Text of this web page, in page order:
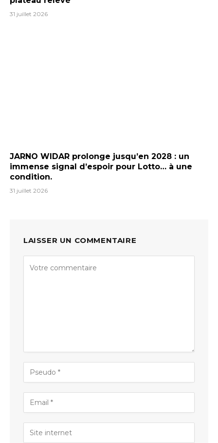
31 juillet 2026
JARNO WIDAR prolonge jusqu’en 2028 : un
immense signal d’espoir pour Lotto… à une
condition.
31 juillet 2026
LAISSER UN COMMENTAIRE